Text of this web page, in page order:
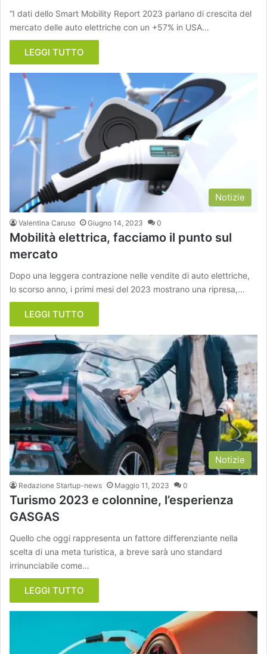
“I dati dello Smart Mobility Report 2023 parlano di crescita del
mercato delle auto elettriche con un +57% in USA…
LEGGI TUTTO
Notizie
Valentina Caruso Giugno 14, 2023 0
Mobilità elettrica, facciamo il punto sul
mercato
Dopo una leggera contrazione nelle vendite di auto elettriche,
lo scorso anno, i primi mesi del 2023 mostrano una ripresa,…
LEGGI TUTTO
Notizie
Redazione Startup-news Maggio 11, 2023 0
Turismo 2023 e colonnine, l’esperienza
GASGAS
Quello che oggi rappresenta un fattore differenziante nella
scelta di una meta turistica, a breve sarà uno standard
irrinunciabile come…
LEGGI TUTTO